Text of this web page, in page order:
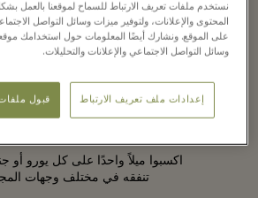
اكسبوا ميلاً واحدًا على كل يورو أو
تنفقه في مختلف وجهات
نستخدم ملفات تعريف الارتباط للسماح لموقعنا بالعمل
المحتوى والإعلانات، ولتوفير ميزات وسائل التواصل
على الموقع. ونشارك أيضًا المعلومات حول استخدامك
وسائل التواصل الاجتماعي والإعلانات والتحليلات.
إعدادات ملف تعريف الارتباط قبول ملفات